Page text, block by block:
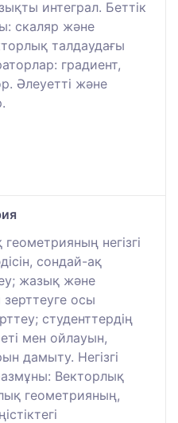
интеграл. Беттік
скаляр және
талдаудағы
градиент,
Әлеуетті және
негізгі
сондай-ақ
жазық және
зерттеуге осы
студенттердің
мен ойлауын,
дамыту. Негізгі
Векторлық
геометрияның,